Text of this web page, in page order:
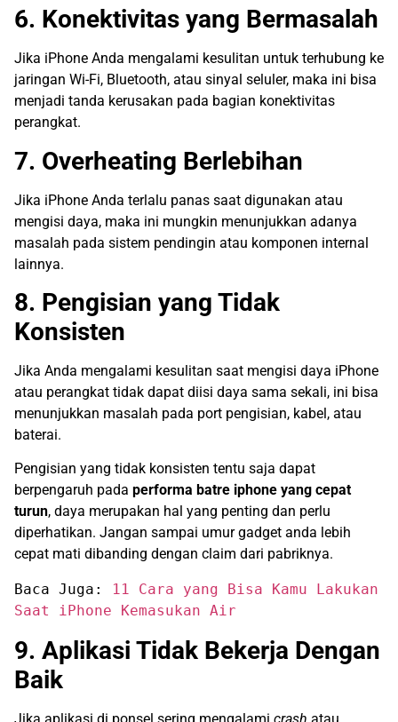
6. Konektivitas yang Bermasalah
Jika iPhone Anda mengalami kesulitan untuk terhubung ke
jaringan Wi-Fi, Bluetooth, atau sinyal seluler, maka ini bisa
menjadi tanda kerusakan pada bagian konektivitas
perangkat.
7. Overheating Berlebihan
Jika iPhone Anda terlalu panas saat digunakan atau
mengisi daya, maka ini mungkin menunjukkan adanya
masalah pada sistem pendingin atau komponen internal
lainnya.
8. Pengisian yang Tidak
Konsisten
Jika Anda mengalami kesulitan saat mengisi daya iPhone
atau perangkat tidak dapat diisi daya sama sekali, ini bisa
menunjukkan masalah pada port pengisian, kabel, atau
baterai.
Pengisian yang tidak konsisten tentu saja dapat
berpengaruh pada performa batre iphone yang cepat
turun, daya merupakan hal yang penting dan perlu
diperhatikan. Jangan sampai umur gadget anda lebih
cepat mati dibanding dengan claim dari pabriknya.
Baca Juga:
11 Cara yang Bisa Kamu Lakukan
Saat iPhone Kemasukan Air
9. Aplikasi Tidak Bekerja Dengan
Baik